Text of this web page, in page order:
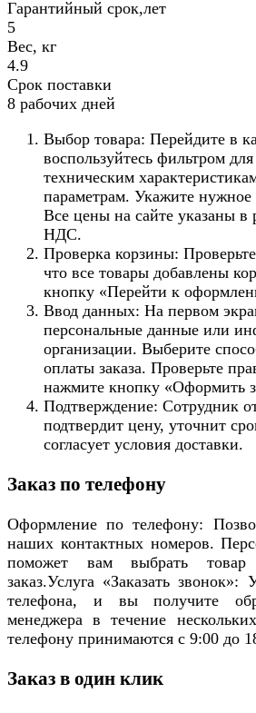
Гарантийный срок,лет
5
Вес, кг
4.9
Срок поставки
8 рабочих дней
Выбор товара: Перейдите в
воспользуйтесь фильтром
техническим
параметрам. Укажите нужное
Все цены на сайте указаны в
НДС.
Проверка корзины:
что все товары добавлены
кнопку «Перейти к
Ввод данных: На первом
персональные данные или
организации. Выберите
оплаты заказа. Проверьте
нажмите кнопку «Оформить
Подтверждение: Сотрудник
подтвердит цену, уточнит
согласует условия доставки.
Заказ по телефону
Оформление по телефону:
наших контактных номеров.
поможет вам выбрать товар
заказ.Услуга «Заказать
телефона, и вы получите
менеджера в течение
телефону принимаются с 9:00 до
Заказ в один клик